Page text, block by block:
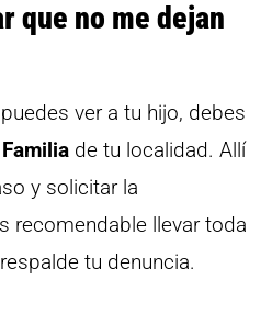
que no me dejan
ver a tu hijo, debes
de tu localidad. Allí
y solicitar la
recomendable llevar toda
tu denuncia.